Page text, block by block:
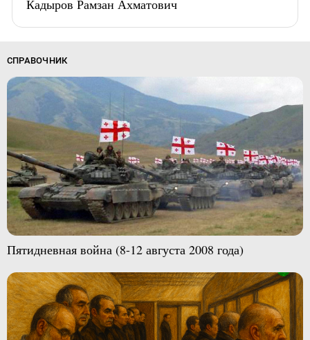
Кадыров Рамзан Ахматович
СПРАВОЧНИК
Пятидневная война (8-12 августа 2008 года)